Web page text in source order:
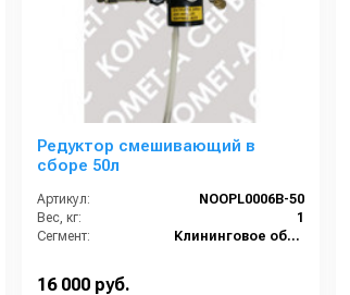
Редуктор смешивающий в
сборе 50л
Артикул:
NОOPL0006B-50
Вес, кг:
1
Сегмент:
Клининговое оборудование
16 000 руб.